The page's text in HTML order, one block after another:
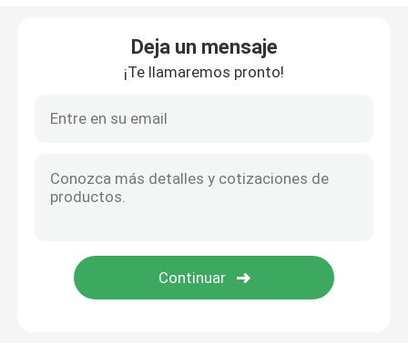
Deja un mensaje
¡Te llamaremos pronto!